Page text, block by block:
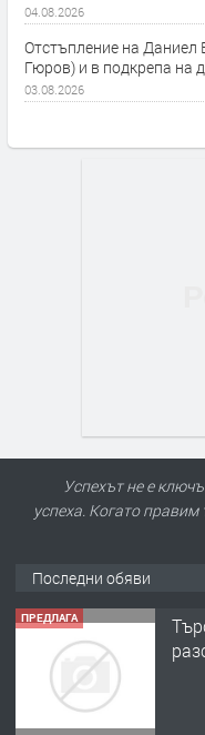
04.08.2026
Отстъпление на Даниел
Гюров) и в подкрепа на
03.08.2026
Успехът не е
успеха. Когато правим
Последни обяви
ПРЕДЛАГА